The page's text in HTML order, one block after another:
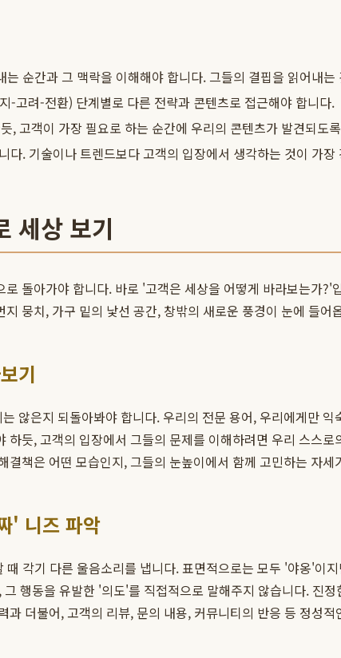
순간과 그 맥락을 이해해야 합니다. 그들의 결핍을 읽어내는
-고려-전환) 단계별로 다른 전략과 콘텐츠로 접근해야 합니다.
, 고객이 가장 필요로 하는 순간에 우리의 콘텐츠가 발견되도
. 기술이나 트렌드보다 고객의 입장에서 생각하는 것이 가
세상 보기
돌아가야 합니다. 바로 '고객은 세상을 어떻게 바라보는가
뭉치, 가구 밑의 낯선 공간, 창밖의 새로운 풍경이 눈에 들어
기
않은지 되돌아봐야 합니다. 우리의 전문 용어, 우리에게만
하듯, 고객의 입장에서 그들의 문제를 이해하려면 우리 스스
책은 어떤 모습인지, 그들의 눈높이에서 함께 고민하는 자세
' 니즈 파악
각기 다른 울음소리를 냅니다. 표면적으로는 모두 '야옹'이
행동을 유발한 '의도'를 직접적으로 말해주지 않습니다. 진
더불어, 고객의 리뷰, 문의 내용, 커뮤니티의 반응 등 정성적